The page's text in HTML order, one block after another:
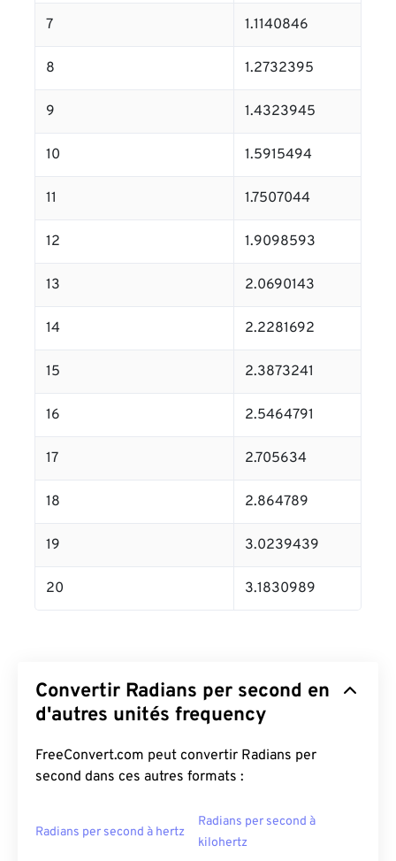
7 1.1140846
8 1.2732395
9 1.4323945
10 1.5915494
11 1.7507044
12 1.9098593
13 2.0690143
14 2.2281692
15 2.3873241
16 2.5464791
17 2.705634
18 2.864789
19 3.0239439
20 3.1830989
Convertir Radians per second en
d'autres unités frequency
FreeConvert.com peut convertir Radians per
second dans ces autres formats :
Radians per second à hertz
Radians per second à
kilohertz